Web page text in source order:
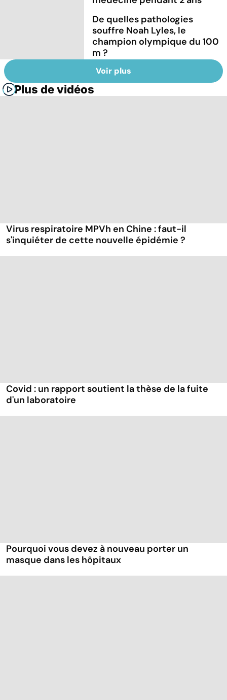
De quelles pathologies
souffre Noah Lyles, le
champion olympique du 100
m ?
Voir plus
Plus de vidéos
Virus respiratoire MPVh en Chine : faut-il
s'inquiéter de cette nouvelle épidémie ?
Covid : un rapport soutient la thèse de la fuite
d'un laboratoire
Pourquoi vous devez à nouveau porter un
masque dans les hôpitaux